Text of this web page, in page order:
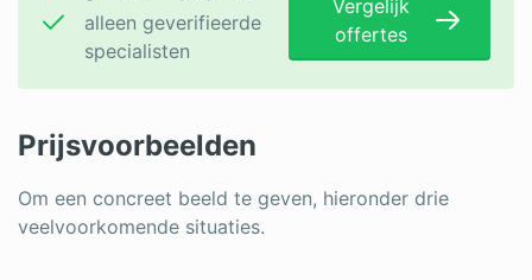
alleen geverifieerde
specialisten
Vergelijk
offertes
Prijsvoorbeelden
Om een concreet beeld te geven, hieronder drie
veelvoorkomende situaties.